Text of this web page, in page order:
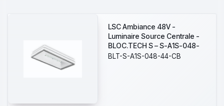
LSC Ambiance 48V -
Luminaire Source Centrale -
BLOC.TECH S – S-A1S-048-
44-CB - 380 lm - IP44 - IK08
BLT-S-A1S-048-44-CB